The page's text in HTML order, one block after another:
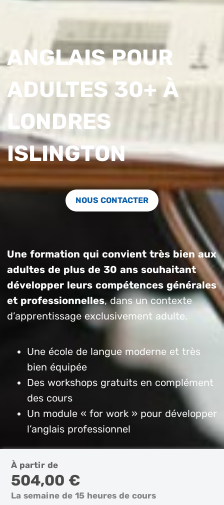
ANGLAIS POUR
ADULTES 30+ À
LONDRES
ISLINGTON
NOUS CONTACTER
Une formation qui convient très bien aux
adultes de plus de 30 ans souhaitant
développer leurs compétences générales
et professionnelles, dans un contexte
d’apprentissage exclusivement adulte.
Une école de langue moderne et très
bien équipée
Des workshops gratuits en complément
des cours
Un module « for work » pour développer
l’anglais professionnel
À partir de
504,00 €
La semaine de 15 heures de cours